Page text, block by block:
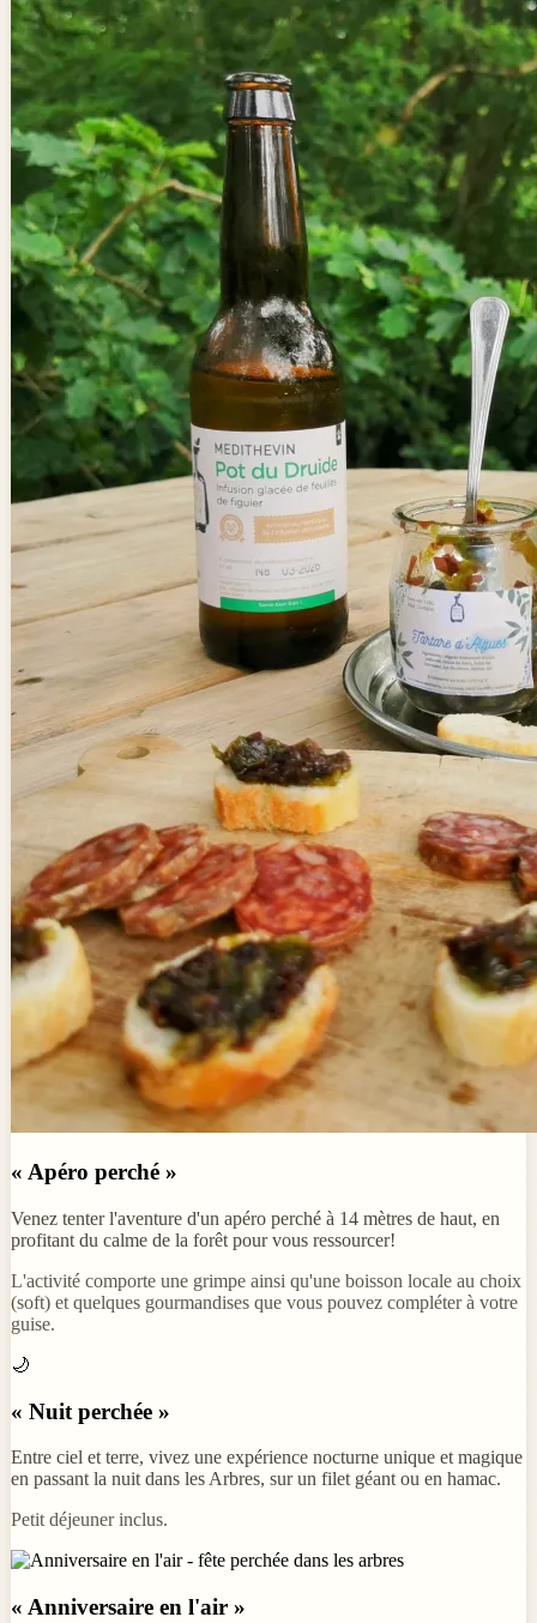
« Apéro perché »
Venez tenter l'aventure d'un apéro perché à 14 mètres de haut, en
profitant du calme de la forêt pour vous ressourcer!
L'activité comporte une grimpe ainsi qu'une boisson locale au choix
(soft) et quelques gourmandises que vous pouvez compléter à votre
guise.
🌙
« Nuit perchée »
Entre ciel et terre, vivez une expérience nocturne unique et magique
en passant la nuit dans les Arbres, sur un filet géant ou en hamac.
Petit déjeuner inclus.
« Anniversaire en l'air »